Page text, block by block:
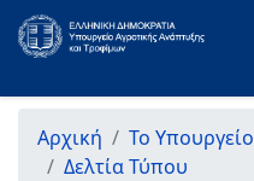
Αρχική Το Υπουργείο
Δελτία Τύπου